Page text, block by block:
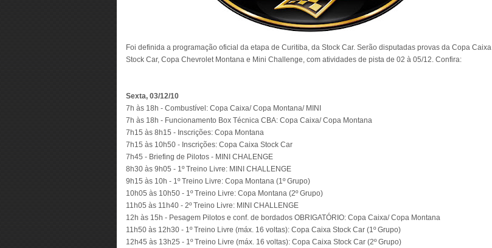
Foi definida a programação oficial da etapa de Curitiba, da Stock Car. Serão disputadas provas da Copa Caixa
Stock Car, Copa Chevrolet Montana e Mini Challenge, com atividades de pista de 02 à 05/12. Confira:
Sexta, 03/12/10
7h às 18h - Combustível: Copa Caixa/ Copa Montana/ MINI
7h às 18h - Funcionamento Box Técnica CBA: Copa Caixa/ Copa Montana
7h15 às 8h15 - Inscrições: Copa Montana
7h15 às 10h50 - Inscrições: Copa Caixa Stock Car
7h45 - Briefing de Pilotos - MINI CHALENGE
8h30 às 9h05 - 1º Treino Livre: MINI CHALLENGE
9h15 às 10h - 1º Treino Livre: Copa Montana (1º Grupo)
10h05 às 10h50 - 1º Treino Livre: Copa Montana (2º Grupo)
11h05 às 11h40 - 2º Treino Livre: MINI CHALLENGE
12h às 15h - Pesagem Pilotos e conf. de bordados OBRIGATÓRIO: Copa Caixa/ Copa Montana
11h50 às 12h30 - 1º Treino Livre (máx. 16 voltas): Copa Caixa Stock Car (1º Grupo)
12h45 às 13h25 - 1º Treino Livre (máx. 16 voltas): Copa Caixa Stock Car (2º Grupo)